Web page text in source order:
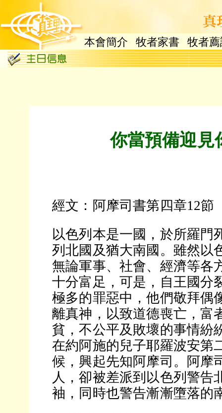
本會簡介 牧者家書 牧者
你當預備迎見
經文：阿摩司書第四章12節
以色列本是一國，於所羅門
列北國及猶大南國。雖然以
無論軍事、社會、經濟等各
十分富足，可是，自王國分
極多的罪惡中，他們敬拜偶
離真神，以致道德喪亡，富
貧，不公平及敗壞的事情紛
在約阿施的兒子耶羅波安第
候，興起先知阿摩司。阿摩
人，卻被差派到以色列警告
袖，同時也警告漸漸墮落的